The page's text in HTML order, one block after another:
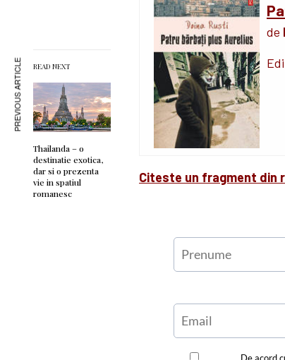
READ NEXT
Thailanda – o
destinatie exotica,
dar si o prezenta
vie in spatiul
romanesc
de
Citeste un fragment din
PREVIOUS ARTICLE